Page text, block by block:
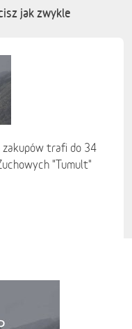
jak zwykle
trafi do 34
"Tumult"